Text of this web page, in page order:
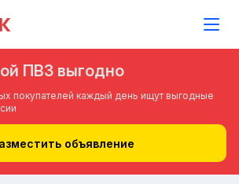
ПВЗ выгодно
покупателей каждый день ищут выгодные
объявление